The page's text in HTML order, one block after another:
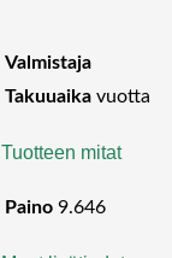
Valmistaja
Takuuaika vuotta
Tuotteen mitat
Paino 9.646